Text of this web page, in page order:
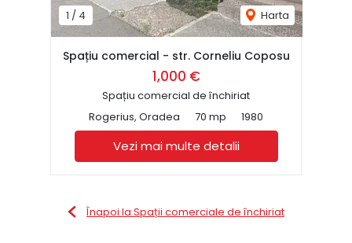
1 / 4 Harta
Spațiu comercial - str. Corneliu Coposu
1,000 €
Spațiu comercial de închiriat
Rogerius, Oradea
70 mp 1980
Vezi mai multe detalii
Înapoi la Spații comerciale de închiriat